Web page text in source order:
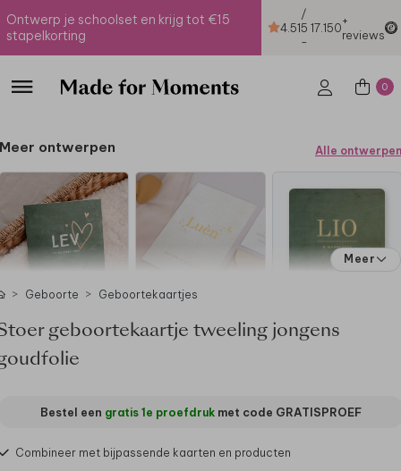
Ontwerp je schoolset en krijg tot €15
stapelkorting
4.51
/
5
-
17.150+
reviews
0
Meer ontwerpen Alle ontwerpen
Meer
Geboorte Geboortekaartjes
geboortekaartje tweeling jongens
Bestel een gratis 1e proefdrukmet code GRATISPROEF
Combineer met bijpassende kaarten en producten